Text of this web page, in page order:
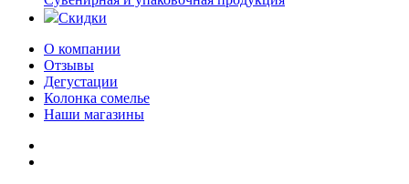
Скидки
О компании
Отзывы
Дегустации
Колонка сомелье
Наши магазины